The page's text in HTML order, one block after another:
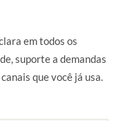
em todos os
suporte a demandas
que você já usa.